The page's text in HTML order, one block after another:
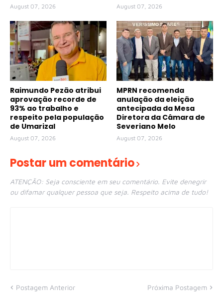
August 07, 2026 August 07, 2026
Raimundo Pezão atribui
aprovação recorde de
93% ao trabalho e
respeito pela população
de Umarizal
August 07, 2026
MPRN recomenda
anulação da eleição
antecipada da Mesa
Diretora da Câmara de
Severiano Melo
August 07, 2026
Postar um comentário
ATENÇÃO: Seja consciente em seu comentário. Evite denegrir
ou difamar qualquer pessoa que seja. Respeito acima de tudo!
Postagem Anterior Próxima Postagem